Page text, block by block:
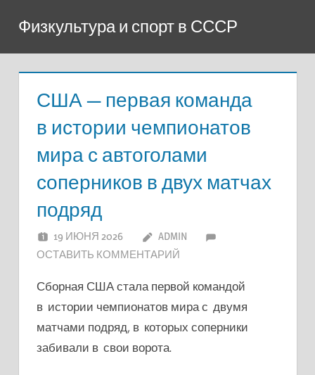
содержимому
Физкультура и спорт в СССР
США — первая команда
в истории чемпионатов
мира с автоголами
соперников в двух матчах
подряд
19 ИЮНЯ 2026
ADMIN
ОСТАВИТЬ КОММЕНТАРИЙ
Сборная США стала первой командой
в истории чемпионатов мира с двумя
матчами подряд, в которых соперники
забивали в свои ворота.